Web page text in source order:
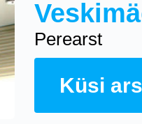
Perearst
Küsi